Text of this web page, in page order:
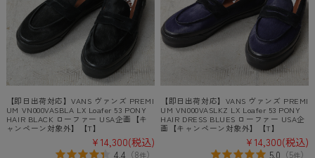
【即日出荷対応】VANS ヴァンズ PREMI
UM VN000VASBLA LX Loafer 53 PONY
HAIR BLACK ローファー USA企画【キ
ャンペーン対象外】【T】
¥14,300(税込)
4.4（8件）
【即日出荷対応】VANS ヴァンズ PREMI
UM VN000VASLKZ LX Loafer 53 PONY
HAIR DRESS BLUES ローファー USA企
画【キャンペーン対象外】【T】
¥14,300(税込)
5.0 （5件）